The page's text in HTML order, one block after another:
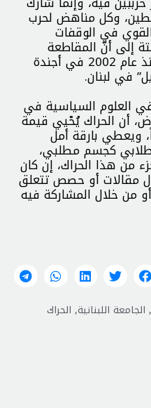
وكل مناهض لحرب
القوي في الوقفات
إلى أنّ المقاطعة
الأكاديمية في لبنان حاضرة منذ عام 2002 في أجندة
في لبنان.
في العلوم السياسية في
أن الحراك يُحْيي قيمة
ويعطي بارقة أمل
كجسم مطلبي،
من هذا الحراك، إن كان
مقالات أو حصص تتعلق
من خلال المشاركة فيه
, الجامعة اللبنانية, الحراك